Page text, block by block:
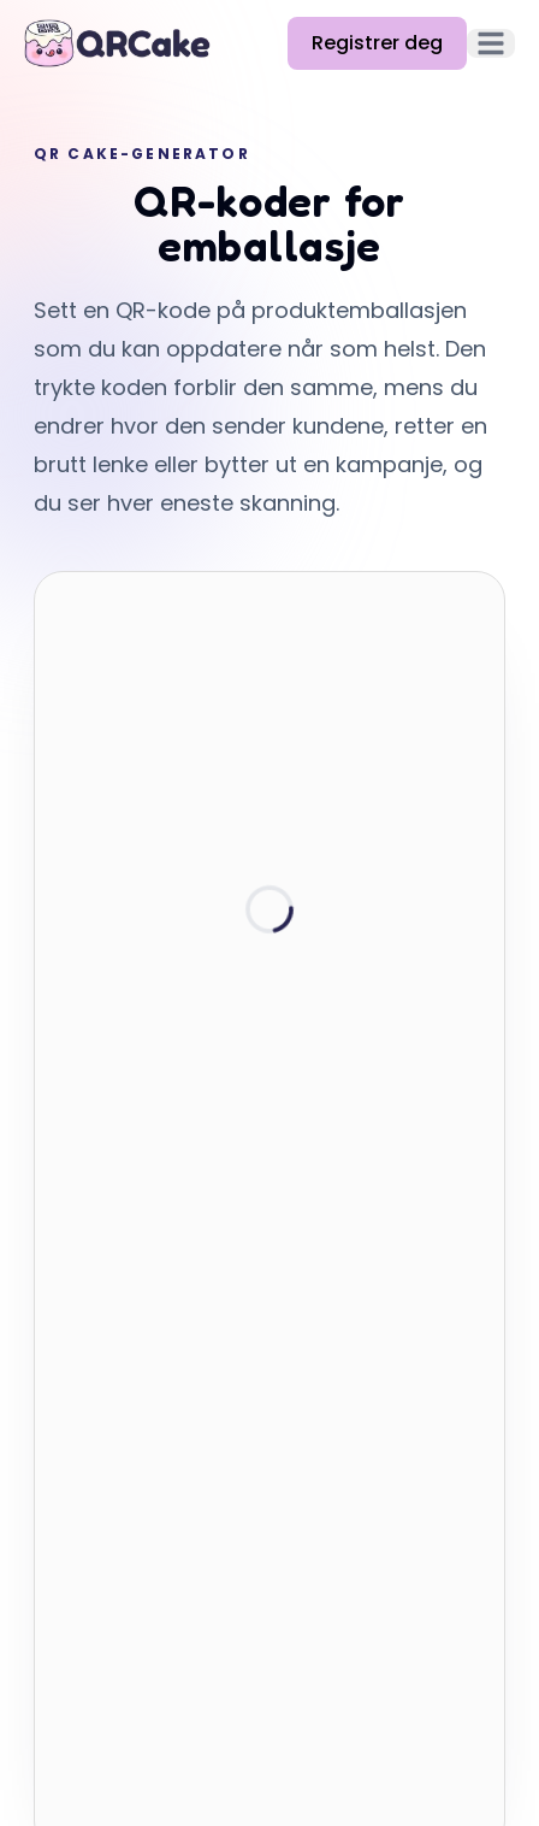
Registrer deg Åpne
Priser
Hjelp
API
QR CAKE-GENERATOR
QR-koder for
emballasje
Sett en QR-kode på produktemballasjen
som du kan oppdatere når som helst. Den
trykte koden forblir den samme, mens du
endrer hvor den sender kundene, retter en
brutt lenke eller bytter ut en kampanje, og
du ser hver eneste skanning.